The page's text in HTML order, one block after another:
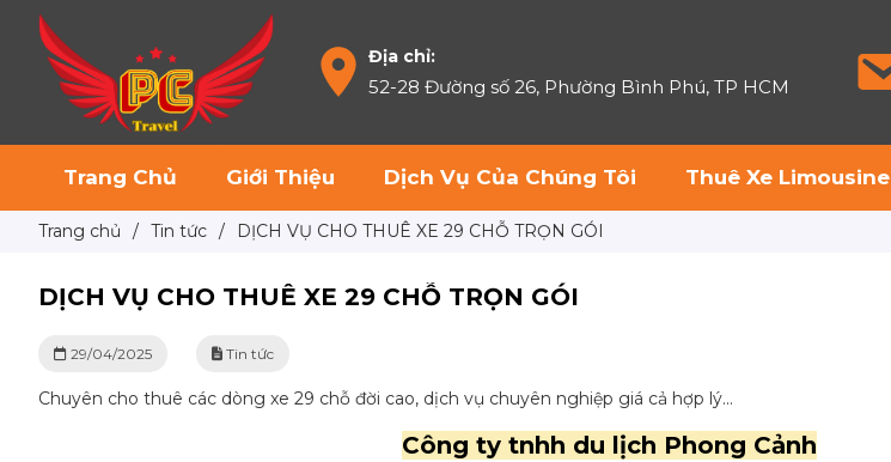
Địa chỉ:
52-28 Đường số 26, Phường Bình Phú, TP HCM
Trang Chủ Giới Thiệu Dịch Vụ Của Chúng Tôi Thuê Xe Limousine
Trang chủ / Tin tức / DỊCH VỤ CHO THUÊ XE 29 CHỖ TRỌN GÓI
DỊCH VỤ CHO THUÊ XE 29 CHỖ TRỌN GÓI
29/04/2025 Tin tức
Chuyên cho thuê các dòng xe 29 chỗ đời cao, dịch vụ chuyên nghiệp giá cả hợp lý...
Công ty tnhh du lịch Phong Cảnh